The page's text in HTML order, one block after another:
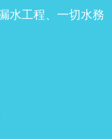
水工程、一切水務